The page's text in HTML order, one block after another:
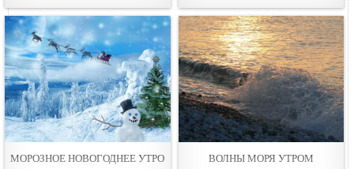
МОРОЗНОЕ НОВОГОДНЕЕ УТРО ВОЛНЫ МОРЯ УТРОМ